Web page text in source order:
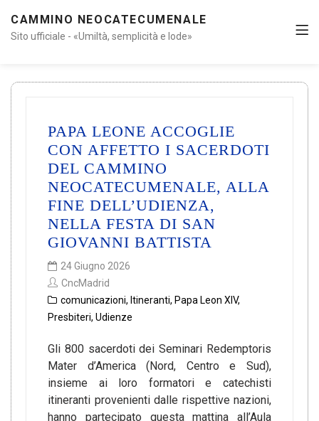
CAMMINO NEOCATECUMENALE
Sito ufficiale - «Umiltà, semplicità e lode»
PAPA LEONE ACCOGLIE
CON AFFETTO I SACERDOTI
DEL CAMMINO
NEOCATECUMENALE, ALLA
FINE DELL’UDIENZA,
NELLA FESTA DI SAN
GIOVANNI BATTISTA
24 Giugno 2026
CncMadrid
comunicazioni, Itineranti, Papa Leon XIV,
Presbiteri, Udienze
Gli 800 sacerdoti dei Seminari Redemptoris
Mater d’America (Nord, Centro e Sud),
insieme ai loro formatori e catechisti
itineranti provenienti dalle rispettive nazioni,
hanno partecipato questa mattina all’Aula